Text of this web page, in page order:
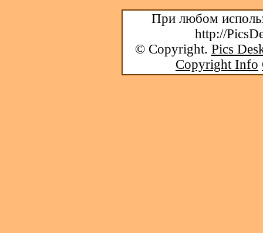
При любом
http://
© Copyright. Pics
Copyright Info